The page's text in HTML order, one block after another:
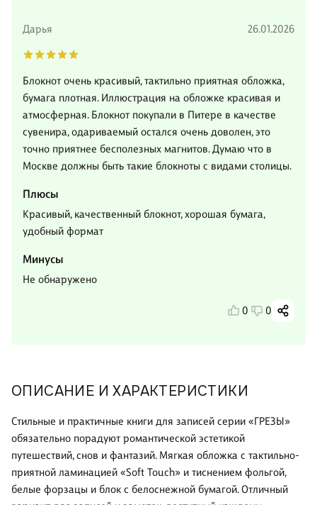
ОПИСАНИЕ И ХАРАКТЕРИСТИКИ
Стильные и практичные книги для записей серии «ГРЕЗЫ»
обязательно порадуют романтической эстетикой
путешествий, снов и фантазий. Мягкая обложка с тактильно-
приятной ламинацией «Soft Touch» и тиснением фольгой,
белые форзацы и блок с белоснежной бумагой. Отличный
Дарья 26.01.2026
Блокнот очень красивый, тактильно приятная обложка,
бумага плотная. Иллюстрация на обложке красивая и
атмосферная. Блокнот покупали в Питере в качестве
сувенира, одариваемый остался очень доволен, это
точно приятнее бесполезных магнитов. Думаю что в
Москве должны быть такие блокноты с видами столицы.
Плюсы
Красивый, качественный блокнот, хорошая бумага,
удобный формат
Минусы
Не обнаружено
0 0